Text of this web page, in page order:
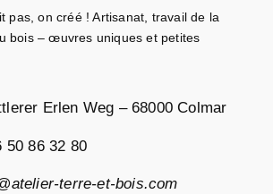
pas, on créé ! Artisanat, travail de la
bois – œuvres uniques et petites
Erlen Weg – 68000 Colmar
50 86 32 80
terre-et-bois.com